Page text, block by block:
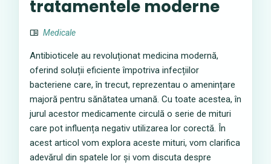
tratamentele moderne
Medicale
Antibioticele au revoluționat medicina modernă,
oferind soluții eficiente împotriva infecțiilor
bacteriene care, în trecut, reprezentau o amenințare
majoră pentru sănătatea umană. Cu toate acestea, în
jurul acestor medicamente circulă o serie de mituri
care pot influența negativ utilizarea lor corectă. În
acest articol vom explora aceste mituri, vom clarifica
adevărul din spatele lor și vom discuta despre